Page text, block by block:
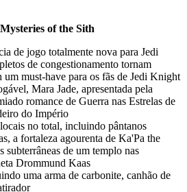
of the Sith
de jogo totalmente nova para Jedi
de congestionamento tornam
must-have para os fãs de Jedi Knight
Mara Jade, apresentada pela
romance de Guerra nas Estrelas de
do Império
no total, incluindo pântanos
a fortaleza agourenta de Ka'Pa the
subterrâneas de um templo nas
Drommund Kaas
uma arma de carbonite, canhão de